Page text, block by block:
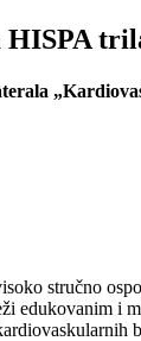
stručno
edukovanim i